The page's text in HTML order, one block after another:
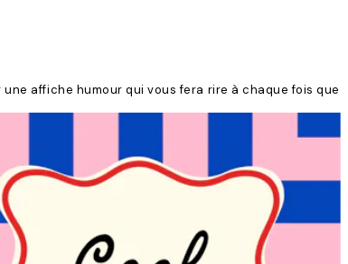
affiche humour qui vous fera rire à chaque fois que